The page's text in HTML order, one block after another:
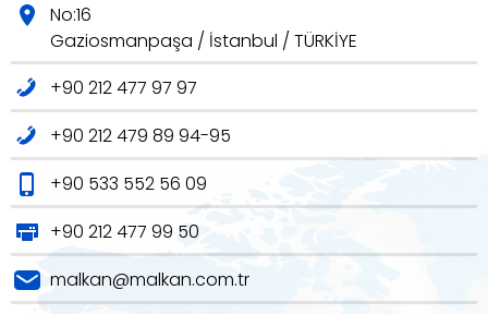
No:16
Gaziosmanpaşa / İstanbul / TÜRKİYE
+90 212 477 97 97
+90 212 479 89 94-95
+90 533 552 56 09
+90 212 477 99 50
malkan@malkan.com.tr